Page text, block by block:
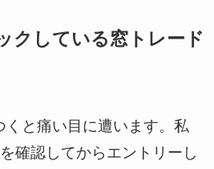
クしている窓トレード
くと痛い目に遭います。私
確認してからエントリーし